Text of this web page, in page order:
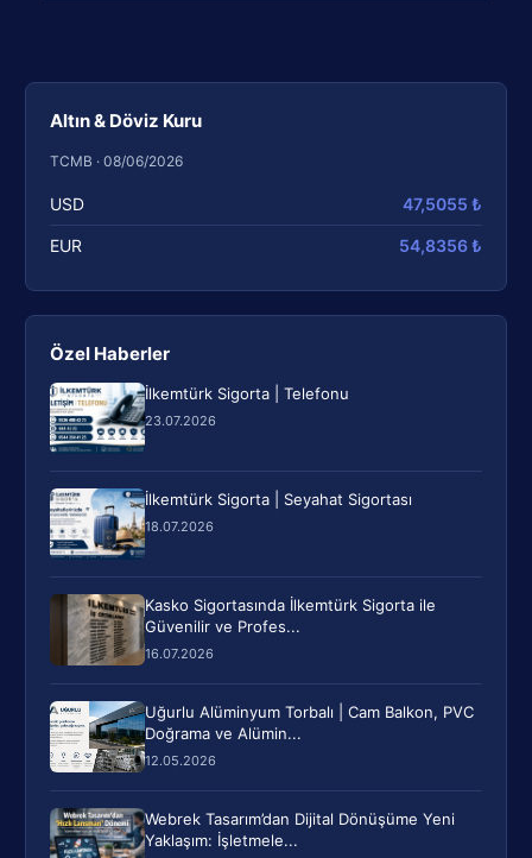
Altın & Döviz Kuru
TCMB · 08/06/2026
USD 47,5055 ₺
EUR 54,8356 ₺
Özel Haberler
İlkemtürk Sigorta | Telefonu
23.07.2026
İlkemtürk Sigorta | Seyahat Sigortası
18.07.2026
Kasko Sigortasında İlkemtürk Sigorta ile
Güvenilir ve Profes...
16.07.2026
Uğurlu Alüminyum Torbalı | Cam Balkon, PVC
Doğrama ve Alümin...
12.05.2026
Webrek Tasarım’dan Dijital Dönüşüme Yeni
Yaklaşım: İşletmele...